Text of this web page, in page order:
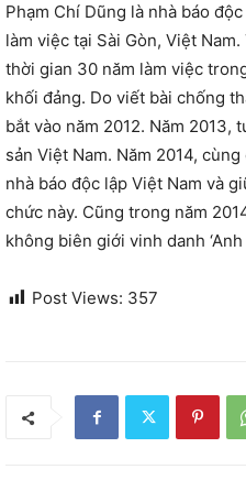
Phạm Chí Dũng là nhà báo
làm việc tại Sài Gòn, Việt
thời gian 30 năm làm việc
khối đảng. Do viết bài chống
bắt vào năm 2012. Năm 2013,
sản Việt Nam. Năm 2014,
nhà báo độc lập Việt Nam và
chức này. Cũng trong năm
không biên giới vinh danh
Post Views: 357